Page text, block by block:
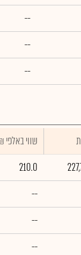
--
--
--
₪ שווי באלפי
210.0
--
--
--